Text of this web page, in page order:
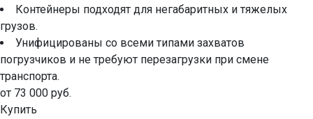
Контейнеры подходят для негабаритных и тяжелых
грузов.
Унифицированы со всеми типами захватов
погрузчиков и не требуют перезагрузки при смене
транспорта.
от 73 000 руб.
Купить